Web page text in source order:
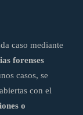
caso mediante
forenses
casos, se
con el
o